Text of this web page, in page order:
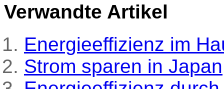
Verwandte Artikel
Energieeffizienz im
Strom sparen in Japan